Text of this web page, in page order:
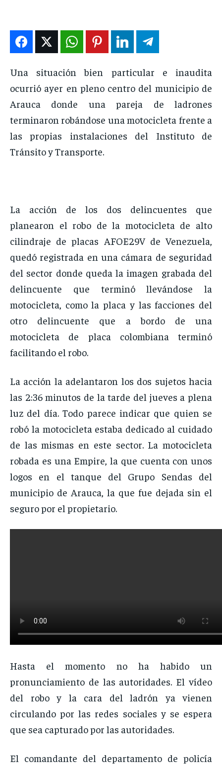
EN VIVO
NOSOTROS
PUATE CON NOSOTROS
EN VIVO
NOSOTROS
PUATE CON NOSOTROS
EN VIVO
NOSOTROS
PUATE CON NOSOTROS
EN VIVO
NOSOTROS
PUATE CON NOSOTROS
Una situación bien particular e inaudita
ocurrió ayer en pleno centro del municipio de
Arauca donde una pareja de ladrones
terminaron robándose una motocicleta frente a
las propias instalaciones del Instituto de
Tránsito y Transporte.
La acción de los dos delincuentes que
planearon el robo de la motocicleta de alto
cilindraje de placas AFOE29V de Venezuela,
quedó registrada en una cámara de seguridad
del sector donde queda la imagen grabada del
delincuente que terminó llevándose la
motocicleta, como la placa y las facciones del
otro delincuente que a bordo de una
motocicleta de placa colombiana terminó
facilitando el robo.
La acción la adelantaron los dos sujetos hacia
las 2:36 minutos de la tarde del jueves a plena
luz del día. Todo parece indicar que quien se
robó la motocicleta estaba dedicado al cuidado
de las mismas en este sector. La motocicleta
robada es una Empire, la que cuenta con unos
logos en el tanque del Grupo Sendas del
municipio de Arauca, la que fue dejada sin el
seguro por el propietario.
Hasta el momento no ha habido un
pronunciamiento de las autoridades. El vídeo
del robo y la cara del ladrón ya vienen
circulando por las redes sociales y se espera
que sea capturado por las autoridades.
El comandante del departamento de policía